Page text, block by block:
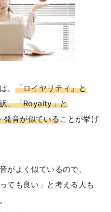
、 「ロイヤリティ」と
、「Royalty」と
音が似ていることが挙げ
がよく似ているので、
ても良い」と考える人も